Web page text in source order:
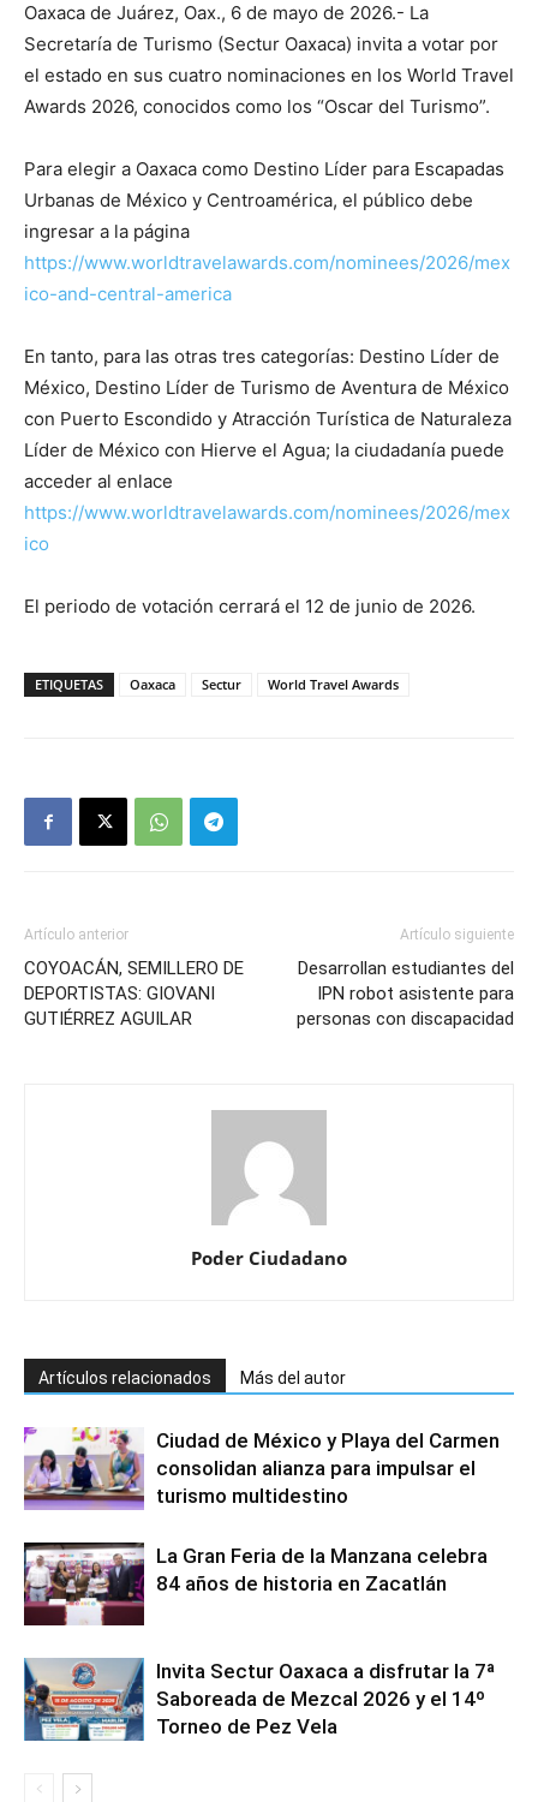
Oaxaca de Juárez, Oax., 6 de mayo de 2026.- La
Secretaría de Turismo (Sectur Oaxaca) invita a votar por
el estado en sus cuatro nominaciones en los World Travel
Awards 2026, conocidos como los “Oscar del Turismo”.
Para elegir a Oaxaca como Destino Líder para Escapadas
Urbanas de México y Centroamérica, el público debe
ingresar a la página
https://www.worldtravelawards.com/nominees/2026/mex
ico-and-central-america
En tanto, para las otras tres categorías: Destino Líder de
México, Destino Líder de Turismo de Aventura de México
con Puerto Escondido y Atracción Turística de Naturaleza
Líder de México con Hierve el Agua; la ciudadanía puede
acceder al enlace
https://www.worldtravelawards.com/nominees/2026/mex
ico
El periodo de votación cerrará el 12 de junio de 2026.
ETIQUETAS Oaxaca Sectur World Travel Awards
Artículo anterior
COYOACÁN, SEMILLERO DE
DEPORTISTAS: GIOVANI
GUTIÉRREZ AGUILAR
Artículo siguiente
Desarrollan estudiantes del
IPN robot asistente para
personas con discapacidad
Poder Ciudadano
Artículos relacionados Más del autor
Ciudad de México y Playa del Carmen
consolidan alianza para impulsar el
turismo multidestino
La Gran Feria de la Manzana celebra
84 años de historia en Zacatlán
Invita Sectur Oaxaca a disfrutar la 7ª
Saboreada de Mezcal 2026 y el 14º
Torneo de Pez Vela